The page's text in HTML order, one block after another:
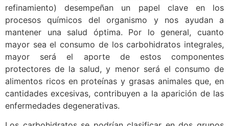
refinamiento) desempeñan un papel clave en los
procesos químicos del organismo y nos ayudan a
mantener una salud óptima. Por lo general, cuanto
mayor sea el consumo de los carbohidratos integrales,
mayor será el aporte de estos componentes
protectores de la salud, y menor será el consumo de
alimentos ricos en proteínas y grasas animales que, en
cantidades excesivas, contribuyen a la aparición de las
enfermedades degenerativas.